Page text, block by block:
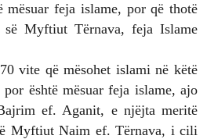
mësuar feja islame, por që thotë
Myftiut Tërnava, feja Islame
vite që mësohet islami në këtë
është mësuar feja islame, ajo
ef. Aganit, e njëjta meritë
Myftiut Naim ef. Tërnava, i cili